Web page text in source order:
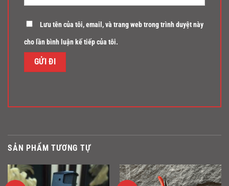
Lưu tên của tôi, email, và trang web trong trình duyệt này
cho lần bình luận kế tiếp của tôi.
SẢN PHẨM TƯƠNG TỰ